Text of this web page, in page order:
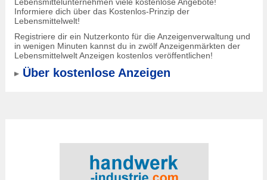
Informiere dich über das Kostenlos-Prinzip der
Lebensmittelwelt!
Registriere dir ein Nutzerkonto für die Anzeigenverwaltung und
in wenigen Minuten kannst du in zwölf Anzeigenmärkten der
Lebensmittelwelt Anzeigen kostenlos veröffentlichen!
Über kostenlose Anzeigen